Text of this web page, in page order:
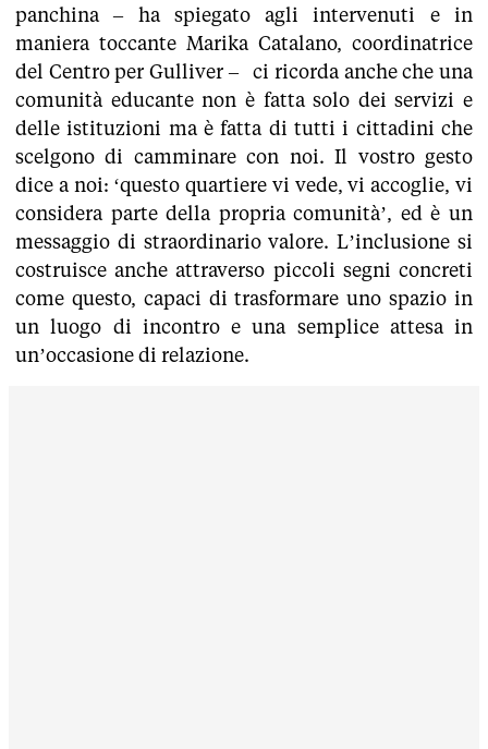
panchina – ha spiegato agli intervenuti e in
maniera toccante Marika Catalano, coordinatrice
del Centro per Gulliver – ci ricorda anche che una
comunità educante non è fatta solo dei servizi e
delle istituzioni ma è fatta di tutti i cittadini che
scelgono di camminare con noi. Il vostro gesto
dice a noi: ‘questo quartiere vi vede, vi accoglie, vi
considera parte della propria comunità’, ed è un
messaggio di straordinario valore. L’inclusione si
costruisce anche attraverso piccoli segni concreti
come questo, capaci di trasformare uno spazio in
un luogo di incontro e una semplice attesa in
un’occasione di relazione.